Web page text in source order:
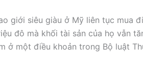
giới siêu giàu ở Mỹ liên tục mua
đô mà khối tài sản của họ vẫn
ở một điều khoản trong Bộ luật